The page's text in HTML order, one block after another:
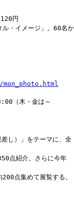
円
ル・イメージ」。60名か
（木・金は～
し）」をテーマに、全
点紹介。さらに今年
点集めて展覧する。